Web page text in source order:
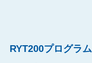
RYT200プログラム